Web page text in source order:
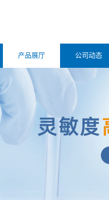
产品展厅 公司动态